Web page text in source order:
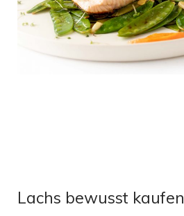
Lachs bewusst kaufen